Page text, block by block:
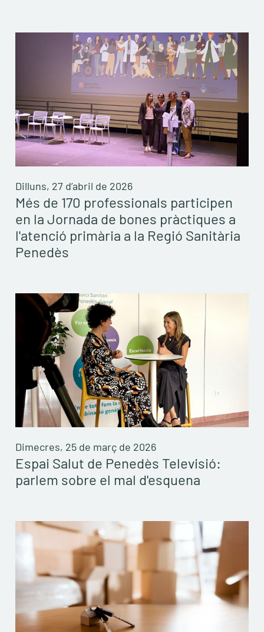
Dilluns, 27 d’abril de 2026
Més de 170 professionals participen
en la Jornada de bones pràctiques a
l'atenció primària a la Regió Sanitària
Penedès
Dimecres, 25 de març de 2026
Espai Salut de Penedès Televisió:
parlem sobre el mal d'esquena